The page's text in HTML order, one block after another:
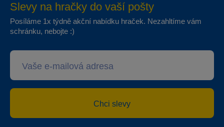
Slevy na hračky do vaší pošty
Posíláme 1x týdně akční nabídku hraček. Nezahltíme vám
schránku, nebojte :)
Chci slevy